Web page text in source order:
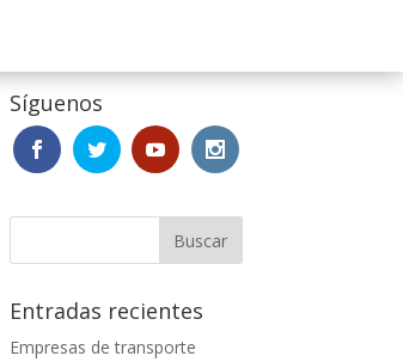
Síguenos
Entradas recientes
Empresas de transporte